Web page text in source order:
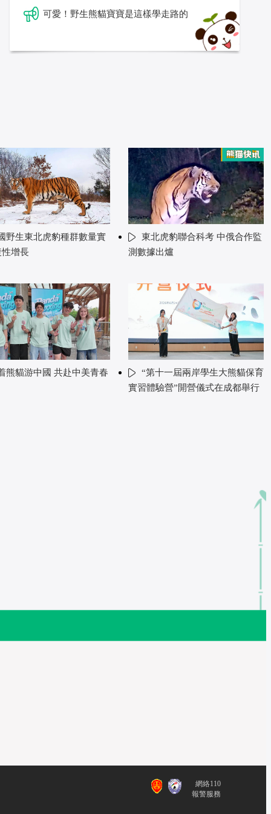
可愛！野生熊貓寶寶是這樣學走路的
野生東北虎豹種群數量實
增長
東北虎豹聯合科考 中俄合作監
測數據出爐
熊貓游中國 共赴中美青春
“第十一屆兩岸學生大熊貓保育
實習體驗營”開營儀式在成都舉行
網絡110
報警服務